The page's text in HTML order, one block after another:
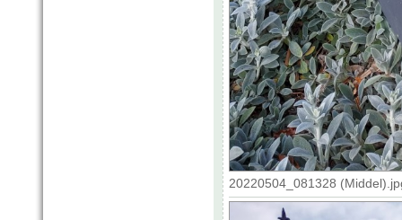
20220504_081328